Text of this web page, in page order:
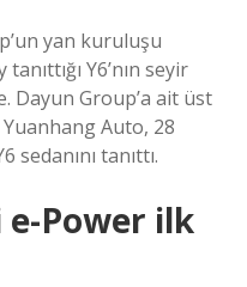
yan kuruluşu
Y6’nın seyir
Dayun Group’a ait üst
Auto, 28
sedanını tanıttı.
e-Power ilk